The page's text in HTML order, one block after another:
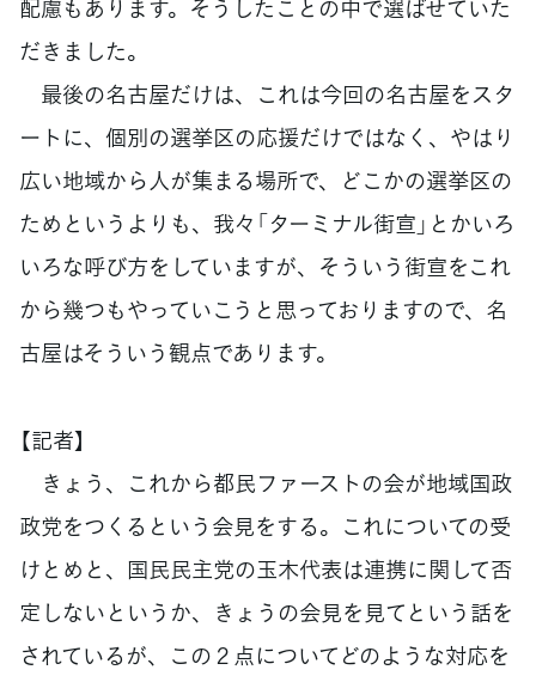
配慮もあります。そうしたことの中で選ばせていた
だきました。
最後の名古屋だけは、これは今回の名古屋をスタ
ートに、個別の選挙区の応援だけではなく、やはり
広い地域から人が集まる場所で、どこかの選挙区の
ためというよりも、我々「ターミナル街宣」とかいろ
いろな呼び方をしていますが、そういう街宣をこれ
から幾つもやっていこうと思っておりますので、名
古屋はそういう観点であります。
【記者】
きょう、これから都民ファーストの会が地域国政
政党をつくるという会見をする。これについての受
けとめと、国民民主党の玉木代表は連携に関して否
定しないというか、きょうの会見を見てという話を
されているが、この２点についてどのような対応を